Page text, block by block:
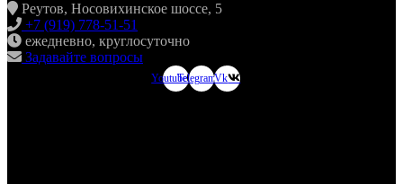
Реутов, Носовихинское шоссе, 5
+7 (919) 778-51-51
ежедневно, круглосуточно
Задавайте вопросы
YoutubeTelegramVk